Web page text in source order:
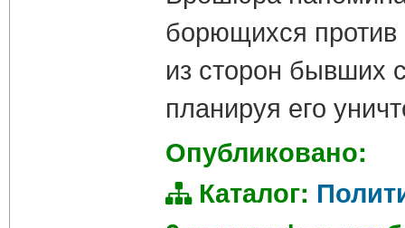
борющихся против
из сторон бывших
планируя его
Опубликовано:
Каталог: